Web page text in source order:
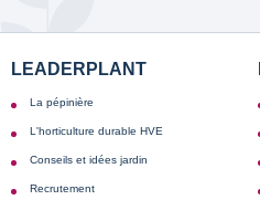
LEADERPLANT
La pépinière
L'horticulture durable HVE
Conseils et idées jardin
Recrutement